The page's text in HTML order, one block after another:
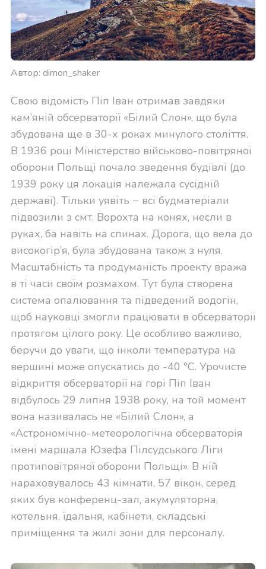
Автор: dimon_shaker
Свою відомість Піп Іван отримав завдяки
кам’яній обсерваторії «Білий Слон», що була
збудована ще в 30-х роках минулого століття.
В 1936 році Міністерство військово-повітряної
оборони Польщі почало зведення будівлі (до
1939 року ця локація належала сусідній
державі). Тільки уявіть − всі будматеріали
підвозили з смт. Ворохта на конях, несли в
руках, ба навіть на спинах. Дорога, що вела до
високогір’я, була збудована також з нуля.
Масштабність та продуманість проекту вража
в ті часи своїм розмахом. Тут була створена
система опалювання та підведений водогін,
щоб науковці змогли працювати в обсерваторії
протягом цілого року. Це особливо важливо,
беручи до уваги, що інколи температура на
вершині може опускатись до -40 °C. Урочисте
відкриття обсерваторії на горі Піп Іван
відбулось 29 липня 1938 року, на той момент
вона називалась не «Білий Слон», а
«Астрономічно-метеорологічна обсерваторія
імені маршала Юзефа Пілсудського Ліги
протиповітряної оборони Польщі». В ній
нараховувалось 43 кімнати, 57 вікон, серед
яких був конференц-зал, акумуляторна,
котельня, їдальня, кабінети, складські
приміщення та жилі зони для персоналу.